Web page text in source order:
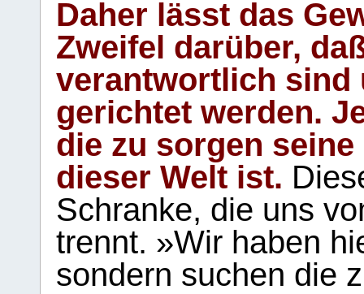
Daher lässt das
Zweifel darüber,
verantwortlich sind
gerichtet werden.
die zu sorgen
dieser Welt ist.
Schranke, die uns
trennt. »Wir haben
sondern suchen die